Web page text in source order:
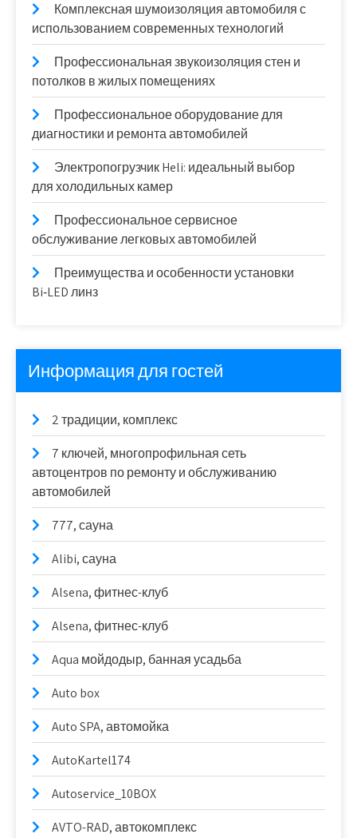
Комплексная шумоизоляция автомобиля с
использованием современных технологий
Профессиональная звукоизоляция стен и
потолков в жилых помещениях
Профессиональное оборудование для
диагностики и ремонта автомобилей
Электропогрузчик Heli: идеальный выбор
для холодильных камер
Профессиональное сервисное
обслуживание легковых автомобилей
Преимущества и особенности установки
Bi‑LED линз
Информация для гостей
2 традиции, комплекс
7 ключей, многопрофильная сеть
автоцентров по ремонту и обслуживанию
автомобилей
777, сауна
Alibi, сауна
Alsena, фитнес-клуб
Alsena, фитнес-клуб
Aqua мойдодыр, банная усадьба
Auto box
Auto SPA, автомойка
AutoKartel174
Autoservice_10BOX
AVTO-RAD, автокомплекс